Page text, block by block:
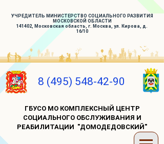
УЧРЕДИТЕЛЬ МИНИСТЕРСТВО СОЦИАЛЬНОГО РАЗВИТИЯ
МОСКОВСКОЙ ОБЛАСТИ
141402, Московская область, г. Москва, ул. Кирова, д.
16/10
8 (495) 548-42-90
ГБУСО МО КОМПЛЕКСНЫЙ ЦЕНТР
СОЦИАЛЬНОГО ОБСЛУЖИВАНИЯ И
РЕАБИЛИТАЦИИ "ДОМОДЕДОВСКИЙ"